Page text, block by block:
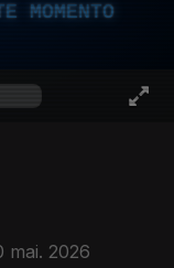
MOMENTO
mai. 2026